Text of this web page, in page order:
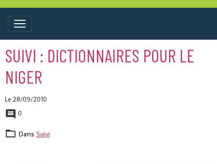
SUIVI : DICTIONNAIRES POUR LE
NIGER
Le 28/09/2010
0
Dans Suivi